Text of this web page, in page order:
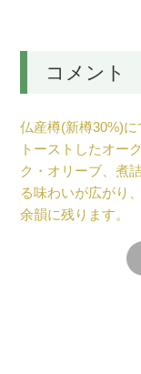
コメント
仏産樽(新樽30%)
トーストしたオー
ク・オリーブ、煮
る味わいが広がり
余韻に残ります。